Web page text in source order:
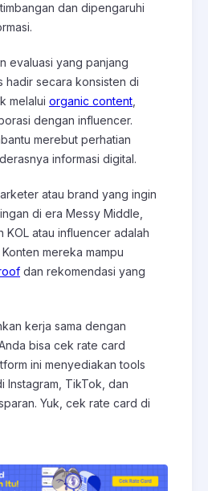
dan dipengaruhi
evaluasi yang panjang
hadir secara konsisten di
melalui organic content
dengan influencer.
merebut perhatian
informasi digital.
atau brand yang ingin
di era Messy Middle,
KOL atau influencer adalah
mereka mampu
dan rekomendasi yang
kerja sama dengan
bisa cek rate card
ini menyediakan tools
Instagram, TikTok, dan
Yuk, cek rate card di